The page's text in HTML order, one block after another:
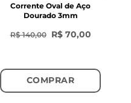
Corrente Oval de Aço
Dourado 3mm
R$ 140,00 R$ 70,00
COMPRAR